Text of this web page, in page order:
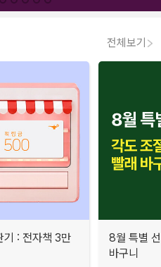
전체보기
기 : 전자책 3만
8월 특별
바구니